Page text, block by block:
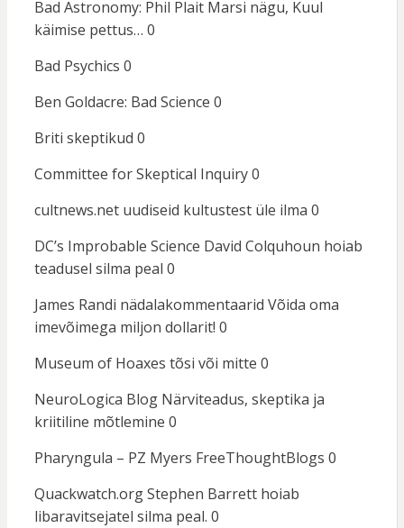
Bad Astronomy: Phil PlaitMarsi nägu, Kuul
käimise pettus… 0
Bad Psychics 0
Ben Goldacre: Bad Science 0
Briti skeptikud 0
Committee for Skeptical Inquiry0
cultnews.netuudiseid kultustest üle ilma 0
DC’s Improbable Science David Colquhoun hoiab
teadusel silma peal 0
James Randi nädalakommentaarid Võida oma
imevõimega miljon dollarit! 0
Museum of Hoaxes tõsi või mitte 0
NeuroLogica BlogNärviteadus, skeptika ja
kriitiline mõtlemine 0
Pharyngula – PZ Myers FreeThoughtBlogs 0
Quackwatch.orgStephen Barrett hoiab
libaravitsejatel silma peal. 0